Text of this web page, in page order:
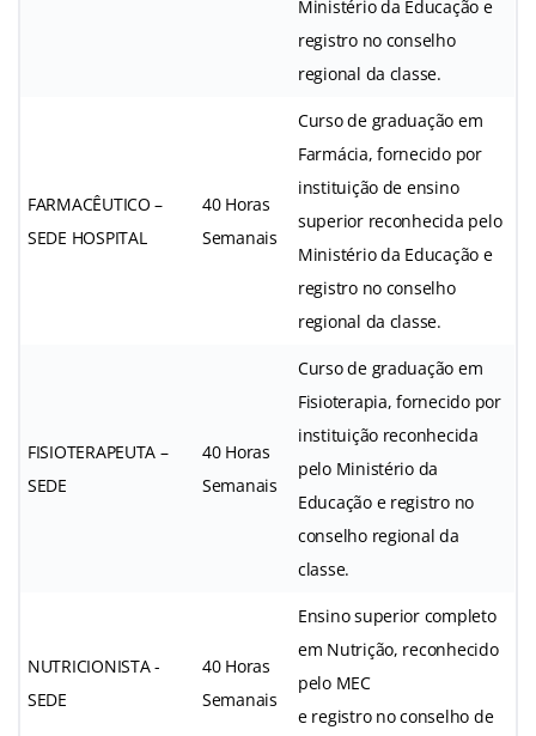
Ministério da Educação e
registro no conselho
regional da classe.
FARMACÊUTICO –
SEDE HOSPITAL
40 Horas
Semanais
Curso de graduação em
Farmácia, fornecido por
instituição de ensino
superior reconhecida pelo
Ministério da Educação e
registro no conselho
regional da classe.
FISIOTERAPEUTA –
SEDE
40 Horas
Semanais
Curso de graduação em
Fisioterapia, fornecido por
instituição reconhecida
pelo Ministério da
Educação e registro no
conselho regional da
classe.
NUTRICIONISTA -
SEDE
40 Horas
Semanais
Ensino superior completo
em Nutrição, reconhecido
pelo MEC
e registro no conselho de